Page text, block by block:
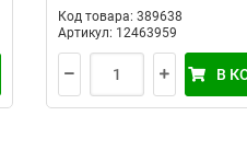
Код товара: 389638
Артикул: 12463959
В